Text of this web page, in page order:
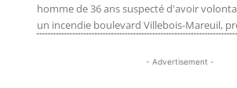
homme de 36 ans suspecté d'avoir
un incendie boulevard Villebois-Mareuil,
- Advertisement -